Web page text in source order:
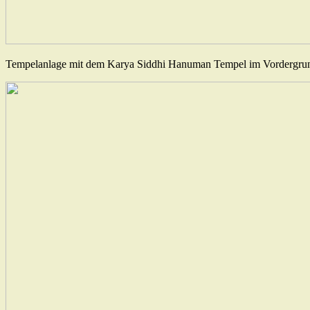
Tempelanlage mit dem Karya Siddhi Hanuman Tempel im